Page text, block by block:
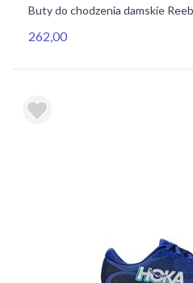
Buty do chodzenia damskie
262,00